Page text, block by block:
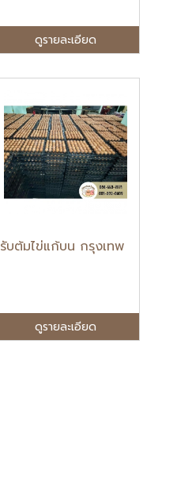
ดูรายละเอียด
รับต้มไข่แก้บน กรุงเทพ
ดูรายละเอียด